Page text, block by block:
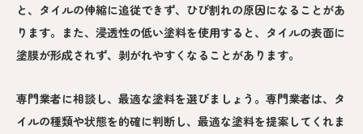
と、タイルの伸縮に追従できず、ひび割れの原因になることがあ
ります。また、浸透性の低い塗料を使用すると、タイルの表面に
塗膜が形成されず、剥がれやすくなることがあります。
専門業者に相談し、最適な塗料を選びましょう。専門業者は、タ
イルの種類や状態を的確に判断し、最適な塗料を提案してくれま